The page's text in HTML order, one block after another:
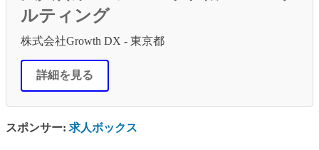
ルティング
株式会社Growth DX - 東京都
詳細を見る
スポンサー: 求人ボックス